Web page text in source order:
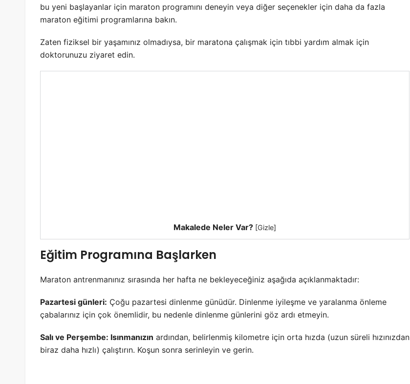
bu yeni başlayanlar için maraton programını deneyin veya diğer seçenekler için daha da fazla
maraton eğitimi programlarına bakın.
Zaten fiziksel bir yaşamınız olmadıysa, bir maratona çalışmak için tıbbi yardım almak için
doktorunuzu ziyaret edin.
Makalede Neler Var? [Gizle]
Eğitim Programına Başlarken
Maraton antrenmanınız sırasında her hafta ne bekleyeceğiniz aşağıda açıklanmaktadır:
Pazartesi günleri: Çoğu pazartesi dinlenme günüdür. Dinlenme iyileşme ve yaralanma önleme
çabalarınız için çok önemlidir, bu nedenle dinlenme günlerini göz ardı etmeyin.
Salı ve Perşembe: Isınmanızın ardından, belirlenmiş kilometre için orta hızda (uzun süreli hızınızdan
biraz daha hızlı) çalıştırın. Koşun sonra serinleyin ve gerin.